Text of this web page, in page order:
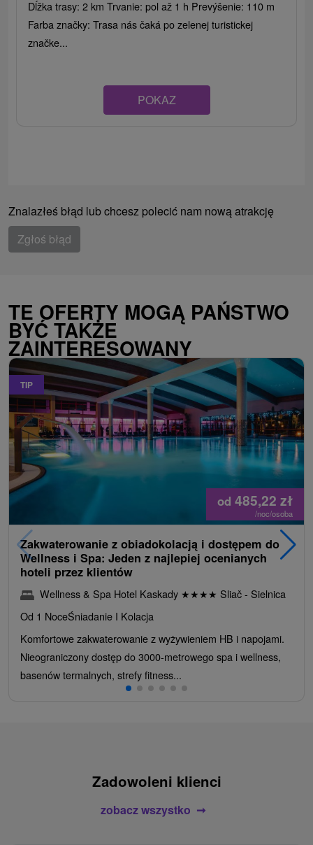
Dĺžka trasy: 2 km Trvanie: pol až 1 h Prevýšenie: 110 m
Farba značky: Trasa nás čaká po zelenej turistickej
značke...
POKAZ
Znalazłeś błąd lub chcesz polecić nam nową atrakcję
Zgłoś błąd
TE OFERTY MOGĄ PAŃSTWO
BYĆ TAKŻE
ZAINTERESOWANY
TIP
od 485,22 zł
/noc/osoba
Zakwaterowanie z obiadokolacją i dostępem do
Wellness i Spa: Jeden z najlepiej ocenianych
hoteli przez klientów
Wellness & Spa Hotel Kaskady ★★★★ Sliač - Sielnica
Od 1 NoceŚniadanie I Kolacja
Komfortowe zakwaterowanie z wyżywieniem HB i napojami.
Nieograniczony dostęp do 3000-metrowego spa i wellness,
basenów termalnych, strefy fitness...
Zadowoleni klienci
zobacz wszystko